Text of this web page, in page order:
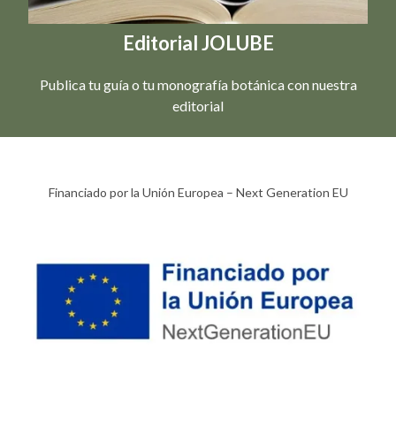
Editorial JOLUBE
Publica tu guía o tu monografía botánica con nuestra
editorial
Financiado por la Unión Europea – Next Generation EU​